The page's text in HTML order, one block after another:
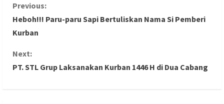
C
o
n
t
Previous:
Heboh!!! Paru-paru Sapi Bertuliskan Nama Si Pemberi
Kurban
Next:
PT. STL Grup Laksanakan Kurban 1446 H di Dua Cabang